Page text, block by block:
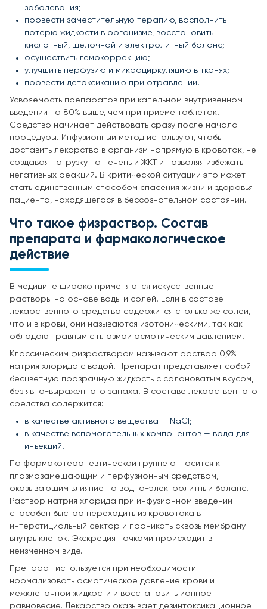
заболевания;
провести заместительную терапию, восполнить
потерю жидкости в организме, восстановить
кислотный, щелочной и электролитный баланс;
осуществить гемокоррекцию;
улучшить перфузию и микроциркуляцию в тканях;
провести детоксикацию при отравлении.
Усвояемость препаратов при капельном внутривенном
введении на 80% выше, чем при приеме таблеток.
Средство начинает действовать сразу после начала
процедуры. Инфузионный метод используют, чтобы
доставить лекарство в организм напрямую в кровоток, не
создавая нагрузку на печень и ЖКТ и позволяя избежать
негативных реакций. В критической ситуации это может
стать единственным способом спасения жизни и здоровья
пациента, находящегося в бессознательном состоянии.
Что такое физраствор. Состав
препарата и фармакологическое
действие
В медицине широко применяются искусственные
растворы на основе воды и солей. Если в составе
лекарственного средства содержится столько же солей,
что и в крови, они называются изотоническими, так как
обладают равным с плазмой осмотическим давлением.
Классическим физраствором называют раствор 0,9%
натрия хлорида с водой. Препарат представляет собой
бесцветную прозрачную жидкость с солоноватым вкусом,
без явно-выраженного запаха. В составе лекарственного
средства содержится:
в качестве активного вещества — NaCl;
в качестве вспомогательных компонентов — вода для
инъекций.
По фармакотерапевтической группе относится к
плазмозамещающим и перфузионным средствам,
оказывающим влияние на водно-электролитный баланс.
Раствор натрия хлорида при инфузионном введении
способен быстро переходить из кровотока в
интерстициальный сектор и проникать сквозь мембрану
внутрь клеток. Экскреция почками происходит в
неизменном виде.
Препарат используется при необходимости
нормализовать осмотическое давление крови и
межклеточной жидкости и восстановить ионное
равновесие. Лекарство оказывает дезинтоксикационное